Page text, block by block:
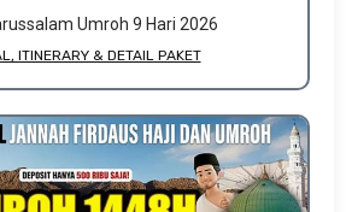
Umroh 9 Hari 2026
ITINERARY & DETAIL PAKET